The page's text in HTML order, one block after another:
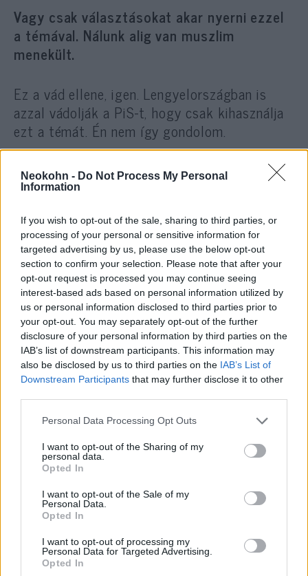
Neokohn - Do Not Process My Personal
Information
If you wish to opt-out of the sale, sharing to third parties, or
processing of your personal or sensitive information for
targeted advertising by us, please use the below opt-out
section to confirm your selection. Please note that after your
opt-out request is processed you may continue seeing
interest-based ads based on personal information utilized by
us or personal information disclosed to third parties prior to
your opt-out. You may separately opt-out of the further
disclosure of your personal information by third parties on the
IAB’s list of downstream participants. This information may
also be disclosed by us to third parties on the IAB’s List of
Downstream Participants that may further disclose it to other
Please note that this website/app uses one or more Google
not limited to your visit or usage behaviour. You may click to
grant or deny consent to Google and its third-party tags to
use your data for below specified purposes in below Google
consent section.
Personal Data Processing Opt Outs
I want to opt-out of the Sharing of my
personal data.
Opted In
I want to opt-out of the Sale of my
Personal Data.
Opted In
I want to opt-out of processing my
Personal Data for Targeted Advertising.
Opted In
Vagy csak választásokat akar nyerni ezzel
a témával. Nálunk alig van muszlim
menekült.
Ez a vád ellene, igen. Lengyelországban is
azzal vádolják a PiS-t, hogy csak kihasználja
ezt a témát. Én nem így gondolom.
Lengyelek milliói élnek Nagy-
Franciaországban, ahol látták a
migráció kihatásait, mások meg
nézték a tévében, ahogy néhány
éve migránsok százezrei jöttek
be a kontinensre illegálisan.
Magyarországon is ugye megjelentek annak
idején, és bár valóban továbbmentek
Németország felé, azért ezt sokan káotikus,
negatív folyamatként látták.